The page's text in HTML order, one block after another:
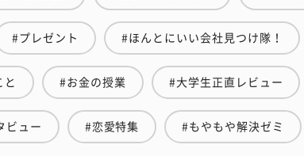
#プレゼント #ほんとにいい会社見つけ隊！
と #お金の授業 #大学生正直レビュー
ビュー #恋愛特集 #もやもや解決ゼミ